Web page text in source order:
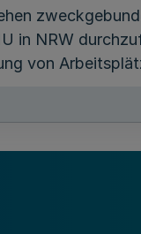
in NRW
von